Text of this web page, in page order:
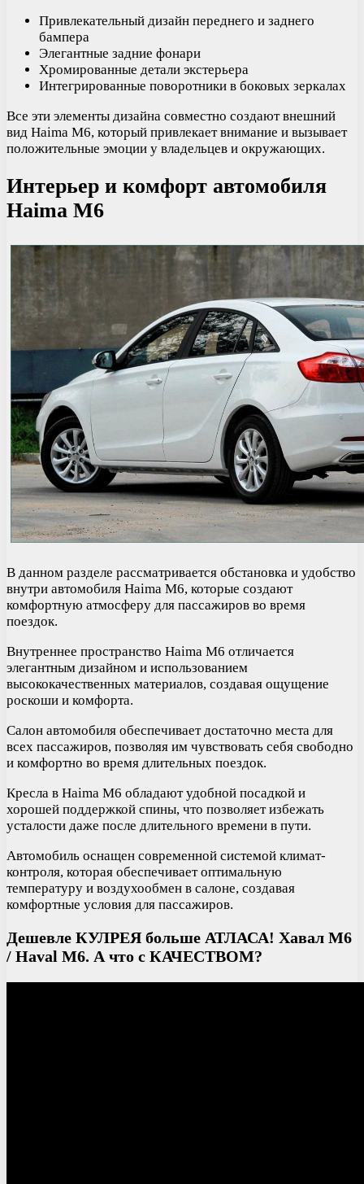
Привлекательный дизайн переднего и заднего
бампера
Элегантные задние фонари
Хромированные детали экстерьера
Интегрированные поворотники в боковых зеркалах
Все эти элементы дизайна совместно создают внешний
вид Haima M6, который привлекает внимание и вызывает
положительные эмоции у владельцев и окружающих.
Интерьер и комфорт автомобиля
Haima M6
В данном разделе рассматривается обстановка и удобство
внутри автомобиля Haima M6, которые создают
комфортную атмосферу для пассажиров во время
поездок.
Внутреннее пространство Haima M6 отличается
элегантным дизайном и использованием
высококачественных материалов, создавая ощущение
роскоши и комфорта.
Салон автомобиля обеспечивает достаточно места для
всех пассажиров, позволяя им чувствовать себя свободно
и комфортно во время длительных поездок.
Кресла в Haima M6 обладают удобной посадкой и
хорошей поддержкой спины, что позволяет избежать
усталости даже после длительного времени в пути.
Автомобиль оснащен современной системой климат-
контроля, которая обеспечивает оптимальную
температуру и воздухообмен в салоне, создавая
комфортные условия для пассажиров.
Дешевле КУЛРЕЯ больше АТЛАСА! Хавал М6
/ Haval M6. А что с КАЧЕСТВОМ?